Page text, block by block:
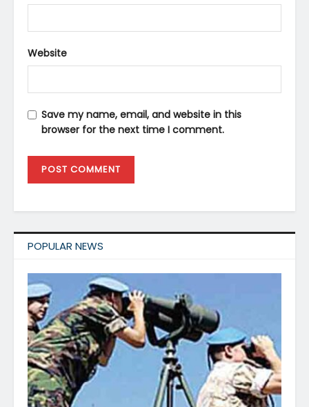
Website
Save my name, email, and website in this
browser for the next time I comment.
POPULAR NEWS